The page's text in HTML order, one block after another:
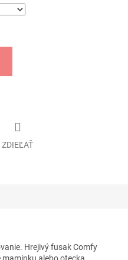
ZDIEĽAŤ
Hrejivý fusak Comfy